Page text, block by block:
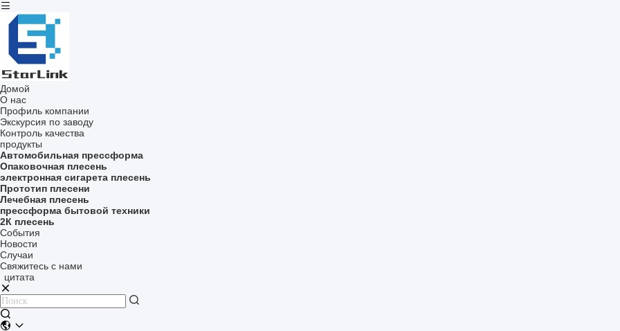
Домой
О нас
Профиль компании
Экскурсия по заводу
Контроль качества
продукты
Автомобильная прессформа
Опаковочная плесень
электронная сигарета плесень
Прототип плесени
Лечебная плесень
прессформа бытовой техники
2К плесень
События
Новости
Случаи
Свяжитесь с нами
цитата